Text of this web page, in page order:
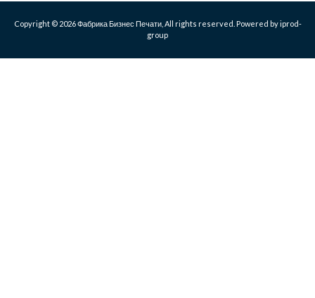
Copyright © 2026 Фабрика Бизнес Печати, All rights reserved. Powered by iprod-
group